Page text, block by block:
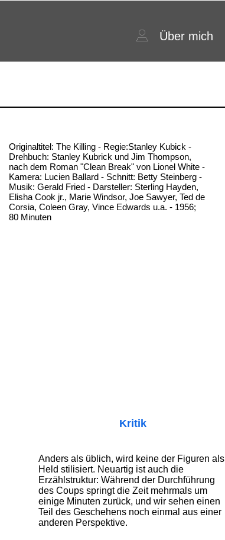
Über mich
Originaltitel: The Killing - Regie:Stanley Kubick -
Drehbuch: Stanley Kubrick und Jim Thompson,
nach dem Roman "Clean Break" von Lionel White -
Kamera: Lucien Ballard - Schnitt: Betty Steinberg -
Musik: Gerald Fried - Darsteller: Sterling Hayden,
Elisha Cook jr., Marie Windsor, Joe Sawyer, Ted de
Corsia, Coleen Gray, Vince Edwards u.a. - 1956;
80 Minuten
Kritik
Anders als üblich, wird keine der Figuren als
Held stilisiert. Neuartig ist auch die
Erzählstruktur: Während der Durchführung
des Coups springt die Zeit mehrmals um
einige Minuten zurück, und wir sehen einen
Teil des Geschehens noch einmal aus einer
anderen Perspektive.